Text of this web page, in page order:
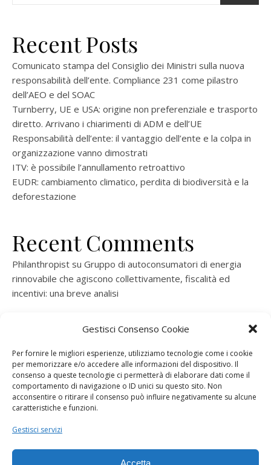
Gestisci Consenso Cookie
Per fornire le migliori esperienze, utilizziamo tecnologie come i cookie
per memorizzare e/o accedere alle informazioni del dispositivo. Il
consenso a queste tecnologie ci permetterà di elaborare dati come il
comportamento di navigazione o ID unici su questo sito. Non
acconsentire o ritirare il consenso può influire negativamente su alcune
caratteristiche e funzioni.
Gestisci servizi
Accetta
Recent Posts
Comunicato stampa del Consiglio dei Ministri sulla nuova
responsabilità dell’ente. Compliance 231 come pilastro
dell’AEO e del SOAC
Turnberry, UE e USA: origine non preferenziale e trasporto
diretto. Arrivano i chiarimenti di ADM e dell’UE
Responsabilità dell’ente: il vantaggio dell’ente e la colpa in
organizzazione vanno dimostrati
ITV: è possibile l’annullamento retroattivo
EUDR: cambiamento climatico, perdita di biodiversità e la
deforestazione
Recent Comments
Philanthropist su Gruppo di autoconsumatori di energia
rinnovabile che agiscono collettivamente, fiscalità ed
incentivi: una breve analisi
rinnovabile che agiscono collettivamente, fiscalità ed
ramatogelsuGruppo di autoconsumatori di energia
rinnovabile che agiscono collettivamente, fiscalità ed
incentivi: una breve analisi
consorzio per la produzione di energia elettrica